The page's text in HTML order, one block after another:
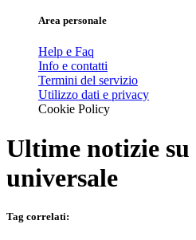
Area personale
Help e Faq
Info e contatti
Termini del servizio
Utilizzo dati e privacy
Cookie Policy
Ultime notizie su
universale
Tag correlati: